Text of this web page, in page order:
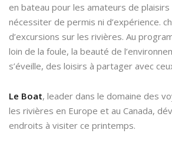
en bateau pour les amateurs de plaisirs
nécessiter de permis ni d’expérience.
d’excursions sur les rivières. Au
loin de la foule, la beauté de
s’éveille, des loisirs à partager avec
Le Boat, leader dans le domaine des
les rivières en Europe et au Canada,
endroits à visiter ce printemps.